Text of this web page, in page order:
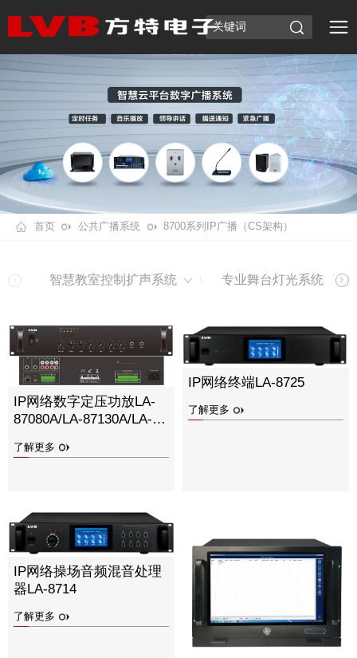
首页 公共广播系统 8700系列IP广播（CS架构）
智慧教室控制扩声系统 专业舞台灯光系统
IP网络数字定压功放LA-
87080A/LA-87130A/LA-
87360A/LA-87550A/LA-
了解更多
IP网络终端LA-8725
了解更多
IP网络操场音频混音处理
器LA-8714
了解更多